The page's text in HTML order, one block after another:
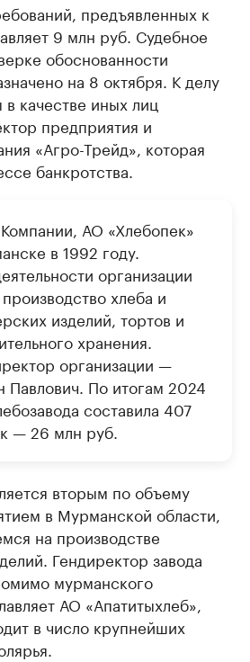
предъявленных к
9 млн руб. Судебное
обоснованности
на 8 октября. К делу
качестве иных лиц
предприятия и
«Агро-Трейд», которая
банкротства.
АО «Хлебопек»
в 1992 году.
организации
хлеба и
изделий, тортов и
хранения.
организации —
Павлович. По итогам 2024
составила 407
— 26 млн руб.
вторым по объему
в Мурманской области,
на производстве
Гендиректор завода
мурманского
АО «Апатитыхлеб»,
в число крупнейших